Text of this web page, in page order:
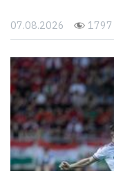
07.08.2026 1797